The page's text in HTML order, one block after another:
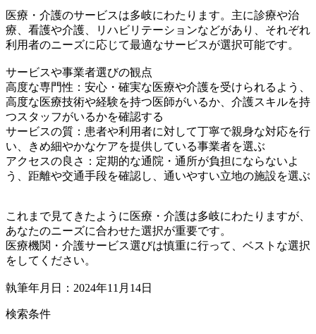
医療・介護のサービスは多岐にわたります。主に診療や治
療、看護や介護、リハビリテーションなどがあり、それぞれ
利用者のニーズに応じて最適なサービスが選択可能です。
サービスや事業者選びの観点
高度な専門性：安心・確実な医療や介護を受けられるよう、
高度な医療技術や経験を持つ医師がいるか、介護スキルを持
つスタッフがいるかを確認する
サービスの質：患者や利用者に対して丁寧で親身な対応を行
い、きめ細やかなケアを提供している事業者を選ぶ
アクセスの良さ：定期的な通院・通所が負担にならないよ
う、距離や交通手段を確認し、通いやすい立地の施設を選ぶ
これまで見てきたように医療・介護は多岐にわたりますが、
あなたのニーズに合わせた選択が重要です。
医療機関・介護サービス選びは慎重に行って、ベストな選択
をしてください。
執筆年月日：2024年11月14日
検索条件